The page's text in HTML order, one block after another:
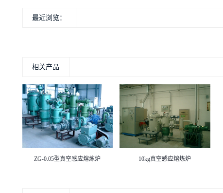
最近浏览：
相关产品
ZG-0.05型真空感应熔炼炉 10kg真空感应熔炼炉